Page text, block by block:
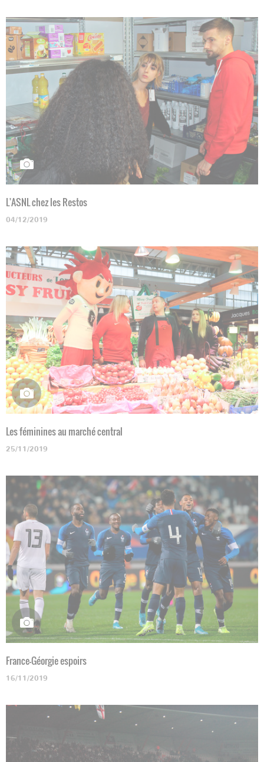
L'ASNL chez les Restos
04/12/2019
Les féminines au marché central
25/11/2019
France-Géorgie espoirs
16/11/2019